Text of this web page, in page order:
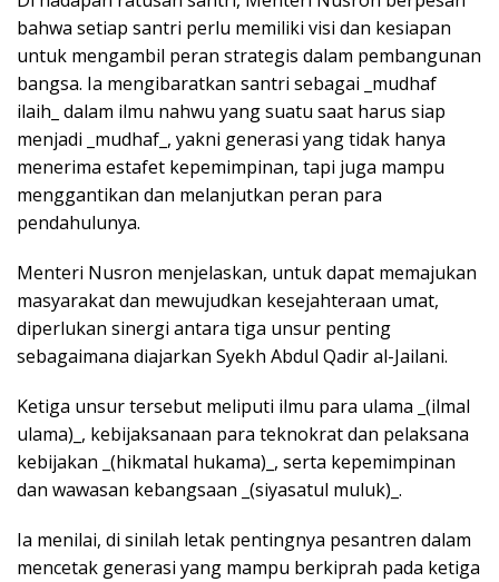
bahwa setiap santri perlu memiliki visi dan kesiapan
untuk mengambil peran strategis dalam pembangunan
bangsa. Ia mengibaratkan santri sebagai _mudhaf
ilaih_ dalam ilmu nahwu yang suatu saat harus siap
menjadi _mudhaf_, yakni generasi yang tidak hanya
menerima estafet kepemimpinan, tapi juga mampu
menggantikan dan melanjutkan peran para
pendahulunya.
Menteri Nusron menjelaskan, untuk dapat memajukan
masyarakat dan mewujudkan kesejahteraan umat,
diperlukan sinergi antara tiga unsur penting
sebagaimana diajarkan Syekh Abdul Qadir al-Jailani.
Ketiga unsur tersebut meliputi ilmu para ulama _(ilmal
ulama)_, kebijaksanaan para teknokrat dan pelaksana
kebijakan _(hikmatal hukama)_, serta kepemimpinan
dan wawasan kebangsaan _(siyasatul muluk)_.
Ia menilai, di sinilah letak pentingnya pesantren dalam
mencetak generasi yang mampu berkiprah pada ketiga